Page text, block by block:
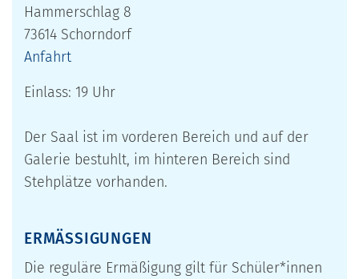
Hammerschlag 8
73614 Schorndorf
Anfahrt
Einlass: 19 Uhr
Der Saal ist im vorderen Bereich und auf der
Galerie bestuhlt, im hinteren Bereich sind
Stehplätze vorhanden.
ERMÄSSIGUNGEN
Die reguläre Ermäßigung gilt für Schüler*innen